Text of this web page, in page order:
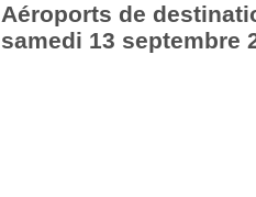
Aéroports de
samedi 13 septembre